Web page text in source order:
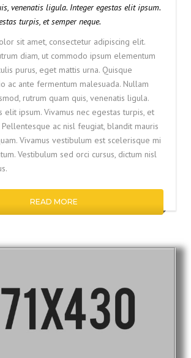
venenatis ligula. Integer egestas elit ipsum.
turpis, et semper neque.
sit amet, consectetur adipiscing elit.
diam, ut commodo ipsum elementum
purus, eget mattis urna. Quisque
ac ante fermentum malesuada. Nullam
rutrum quam quis, venenatis ligula.
elit ipsum. Vivamus nec egestas turpis, et
ac nisl feugiat, blandit mauris
Vivamus vestibulum est scelerisque mi
Vestibulum sed orci cursus, dictum nisl
READ MORE